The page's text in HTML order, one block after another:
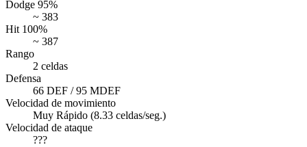
Dodge 95%
~ 383
Hit 100%
~ 387
Rango
2 celdas
Defensa
66 DEF / 95 MDEF
Velocidad de movimiento
Muy Rápido (8.33 celdas/seg.)
Velocidad de ataque
???